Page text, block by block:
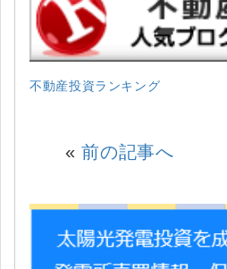
不動産投資ランキング
«前の記事へ